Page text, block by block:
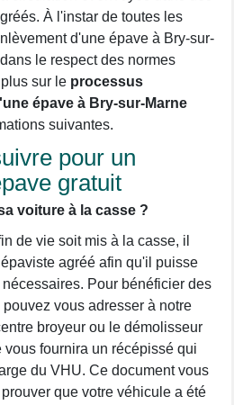
À l'instar de toutes les
d'une épave à Bry-sur-
le respect des normes
sur le processus
épave à Bry-sur-Marne
suivantes.
pour un
gratuit
voiture à la casse ?
de vie soit mis à la casse, il
agréé afin qu'il puisse
Pour bénéficier des
vous adresser à notre
broyeur ou le démolisseur
fournira un récépissé qui
du VHU. Ce document vous
que votre véhicule a été